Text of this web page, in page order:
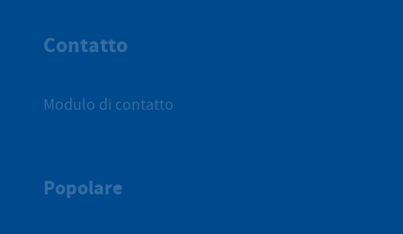
Contatto
Modulo di contatto
Popolare